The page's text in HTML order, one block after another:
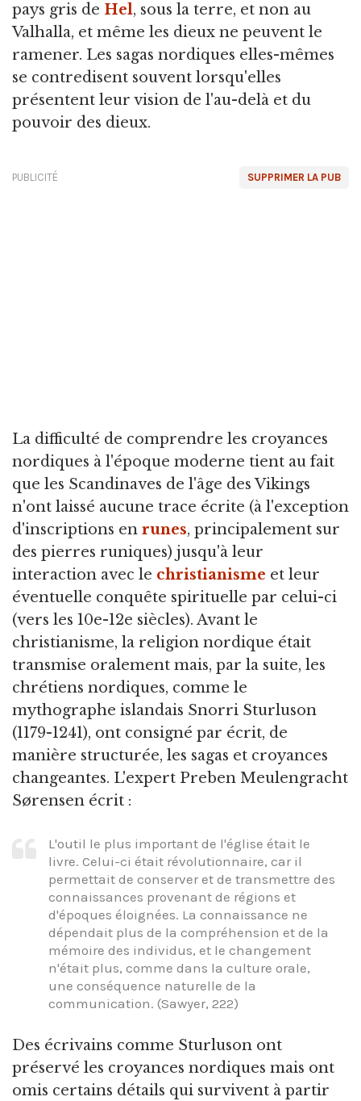
pays gris de Hel, sous la terre, et non au
Valhalla, et même les dieux ne peuvent le
ramener. Les sagas nordiques elles-mêmes
se contredisent souvent lorsqu'elles
présentent leur vision de l'au-delà et du
pouvoir des dieux.
SUPPRIMER LA PUB
PUBLICITÉ
La difficulté de comprendre les croyances
nordiques à l'époque moderne tient au fait
que les Scandinaves de l'âge des Vikings
n'ont laissé aucune trace écrite (à l'exception
d'inscriptions en runes, principalement sur
des pierres runiques) jusqu'à leur
interaction avec le christianisme et leur
éventuelle conquête spirituelle par celui-ci
(vers les 10e-12e siècles). Avant le
christianisme, la religion nordique était
transmise oralement mais, par la suite, les
chrétiens nordiques, comme le
mythographe islandais Snorri Sturluson
(1179-1241), ont consigné par écrit, de
manière structurée, les sagas et croyances
changeantes. L'expert Preben Meulengracht
Sørensen écrit :
L'outil le plus important de l'église était le
livre. Celui-ci était révolutionnaire, car il
permettait de conserver et de transmettre des
connaissances provenant de régions et
d'époques éloignées. La connaissance ne
dépendait plus de la compréhension et de la
mémoire des individus, et le changement
n'était plus, comme dans la culture orale,
une conséquence naturelle de la
communication. (Sawyer, 222)
Des écrivains comme Sturluson ont
préservé les croyances nordiques mais ont
omis certains détails qui survivent à partir